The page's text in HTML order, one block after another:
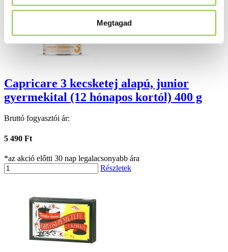
Megtagad
Capricare 3 kecsketej alapú, junior
gyermekital (12 hónapos kortól) 400 g
Bruttó fogyasztói ár:
5 490 Ft
*az akció előtti 30 nap legalacsonyabb ára
Részletek